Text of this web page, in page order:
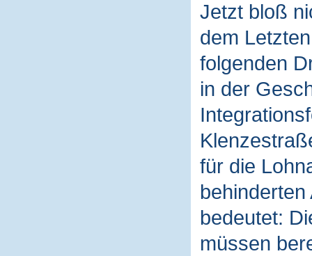
Jetzt bloß
dem
folgenden
in der
für die
bedeutet:
müssen